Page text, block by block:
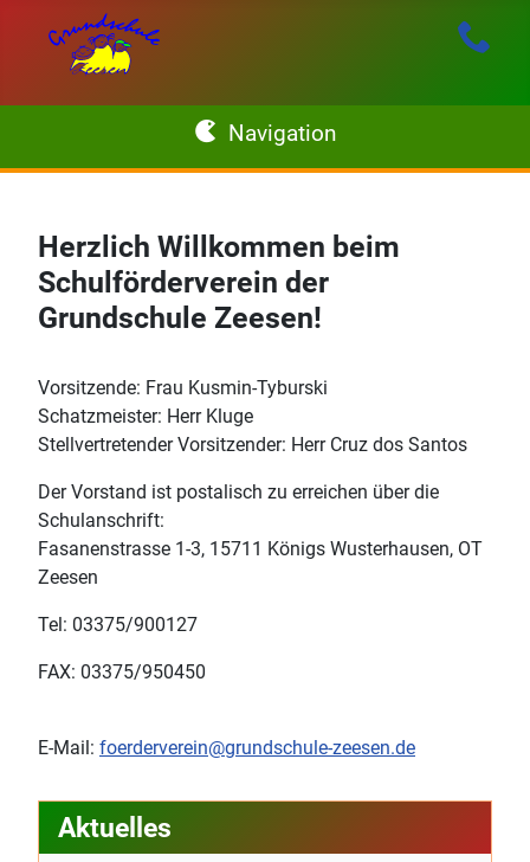
Navigation
Aktuelles
Login
Kontakt
Rechtliches
Herzlich Willkommen beim
Schulförderverein der
Grundschule Zeesen!
Vorsitzende: Frau Kusmin-Tyburski
Schatzmeister: Herr Kluge
Stellvertretender Vorsitzender: Herr Cruz dos Santos
Der Vorstand ist postalisch zu erreichen über die
Schulanschrift:
Fasanenstrasse 1-3, 15711 Königs Wusterhausen, OT
Zeesen
Tel: 03375/900127
FAX: 03375/950450
E-Mail: foerderverein@grundschule-zeesen.de
Aktuelles